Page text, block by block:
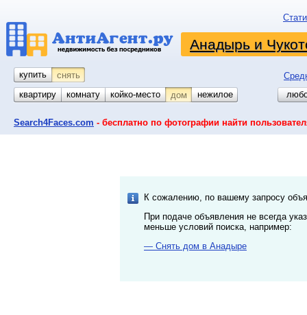
Анадырь и
купить снять
квартиру
комнату койко-место дом гараж
участок
нежилое
Search4Faces.com - бесплатно по фотографии найти
К сожалению, по вашему запросу
При подаче объявления не всегда
меньше условий поиска, например:
— Снять дом в Анадыре